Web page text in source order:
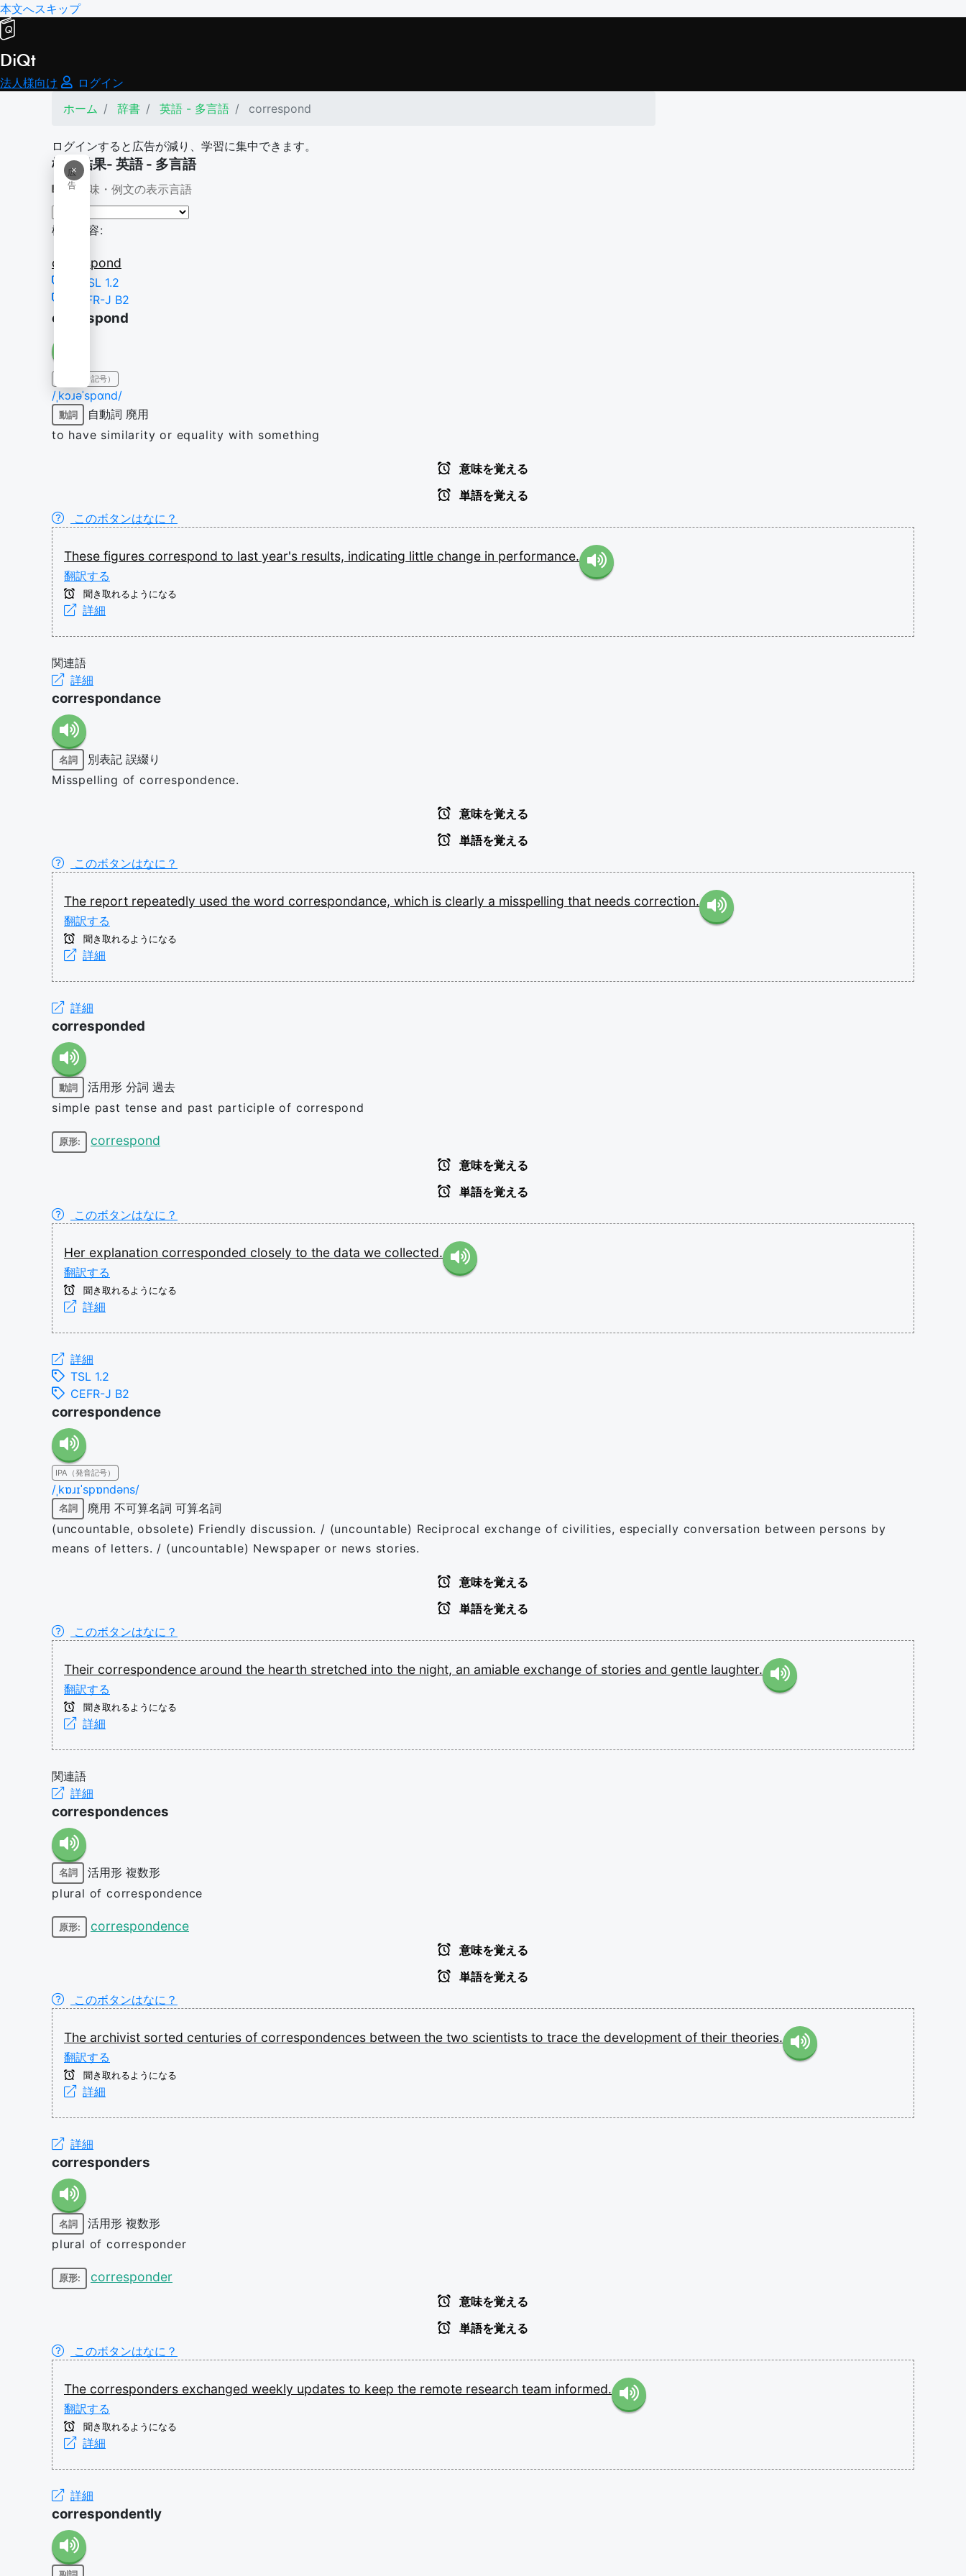
本文へスキップ
DiQt
法人様向け
ログイン
ホーム
辞書 英語 - 多言語 correspond
ログインすると広告が減り、学習に集中できます。
×
広
告
検索結果- 英語 - 多言語
意味・例文の表示言語
検索内容:
correspond
NGSL 1.2
CEFR-J B2
correspond
IPA（発音記号）
/ˌkɔɹəˈspɑnd/
動詞 自動詞 廃用
to have similarity or equality with something
意味を覚える
単語を覚える
このボタンはなに？
These figures correspond to last year's results, indicating little change in performance.
翻訳する
聞き取れるようになる
詳細
関連語
詳細
correspondance
名詞 別表記 誤綴り
Misspelling of correspondence.
意味を覚える
単語を覚える
このボタンはなに？
The report repeatedly used the word correspondance, which is clearly a misspelling that needs correction.
翻訳する
聞き取れるようになる
詳細
詳細
corresponded
動詞 活用形 分詞 過去
simple past tense and past participle of correspond
原形: correspond
意味を覚える
単語を覚える
このボタンはなに？
Her explanation corresponded closely to the data we collected.
翻訳する
聞き取れるようになる
詳細
詳細
TSL 1.2
CEFR-J B2
correspondence
IPA（発音記号）
/ˌkɒɹɪˈspɒndəns/
名詞 廃用 不可算名詞 可算名詞
(uncountable, obsolete) Friendly discussion. / (uncountable) Reciprocal exchange of civilities, especially conversation between persons by
means of letters. / (uncountable) Newspaper or news stories.
意味を覚える
単語を覚える
このボタンはなに？
Their correspondence around the hearth stretched into the night, an amiable exchange of stories and gentle laughter.
翻訳する
聞き取れるようになる
詳細
関連語
詳細
correspondences
名詞 活用形 複数形
plural of correspondence
原形: correspondence
意味を覚える
単語を覚える
このボタンはなに？
The archivist sorted centuries of correspondences between the two scientists to trace the development of their theories.
翻訳する
聞き取れるようになる
詳細
詳細
corresponders
名詞 活用形 複数形
plural of corresponder
原形: corresponder
意味を覚える
単語を覚える
このボタンはなに？
The corresponders exchanged weekly updates to keep the remote research team informed.
翻訳する
聞き取れるようになる
詳細
詳細
correspondently